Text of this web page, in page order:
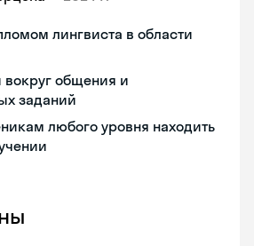
лингвиста в области
вокруг общения и
заданий
любого уровня находить